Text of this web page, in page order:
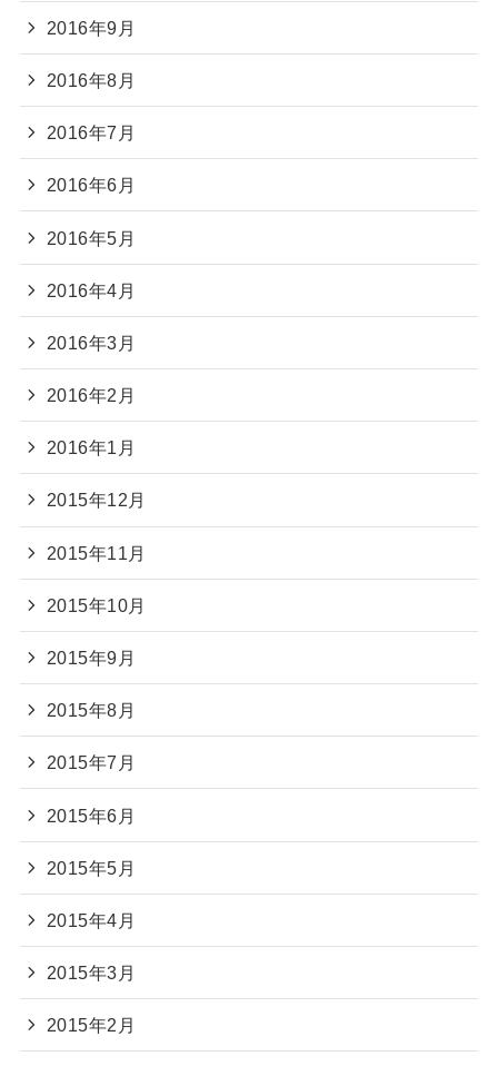
2016年9月
2016年8月
2016年7月
2016年6月
2016年5月
2016年4月
2016年3月
2016年2月
2016年1月
2015年12月
2015年11月
2015年10月
2015年9月
2015年8月
2015年7月
2015年6月
2015年5月
2015年4月
2015年3月
2015年2月